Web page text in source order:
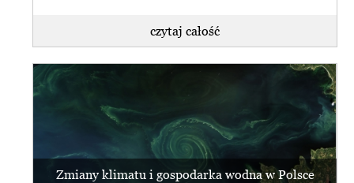
czytaj całość
Zmiany klimatu i gospodarka wodna w Polsce